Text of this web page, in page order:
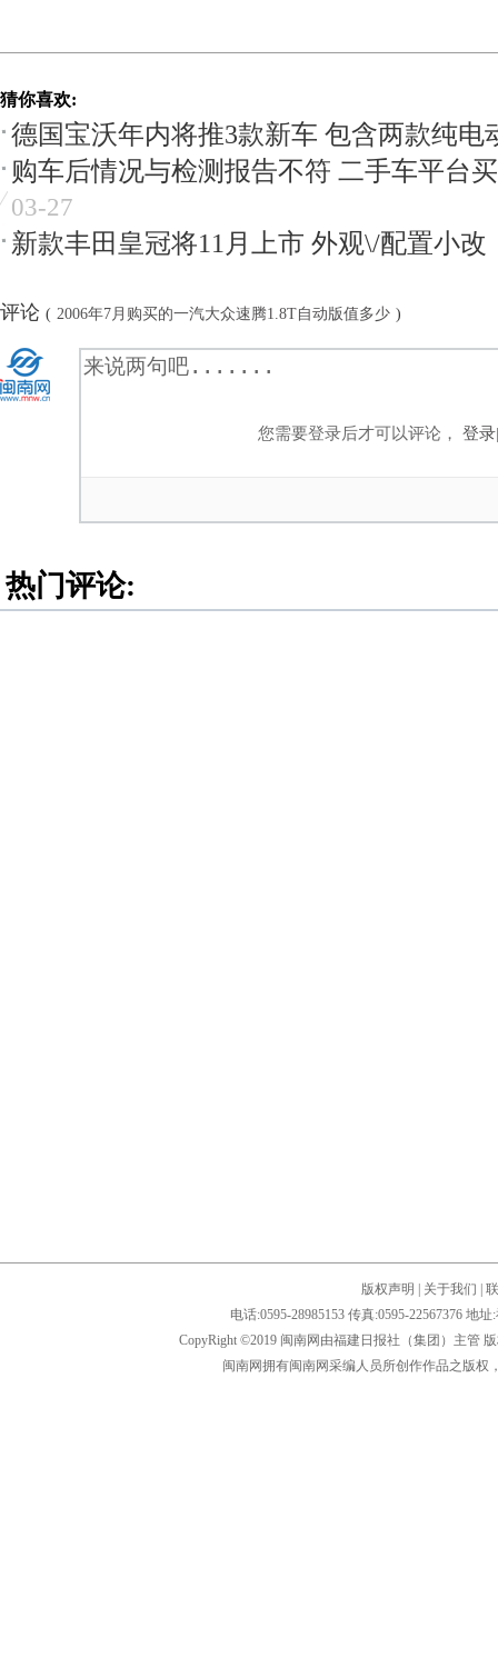
猜你喜欢:
德国宝沃年内将推3款新车 包含两款纯电
购车后情况与检测报告不符 二手车平台
03-27
新款丰田皇冠将11月上市 外观\/配置小改
评论 ( 2006年7月购买的一汽大众速腾1.8T自动版值多少 )
您需要登录后才可以评论，登录
热门评论:
版权声明 关于我们
电话:0595-28985153 传真:0595-22567376 地
CopyRight ©2019 闽南网由福建日报社（集团）主管
闽南网拥有闽南网采编人员所创作作品之版